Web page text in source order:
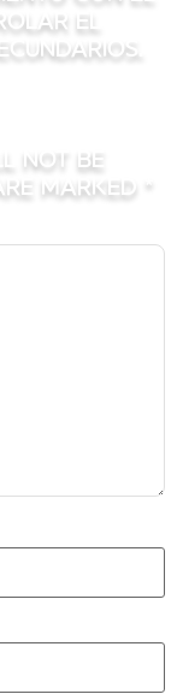
el
not be
marked *